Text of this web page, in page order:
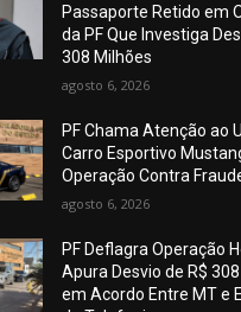
Passaporte Retido em
da PF Que Investiga
308 Milhões
agosto 6, 2026
PF Chama Atenção ao
Carro Esportivo
Operação Contra
agosto 6, 2026
PF Deflagra Operação
Apura Desvio de R$
em Acordo Entre MT e